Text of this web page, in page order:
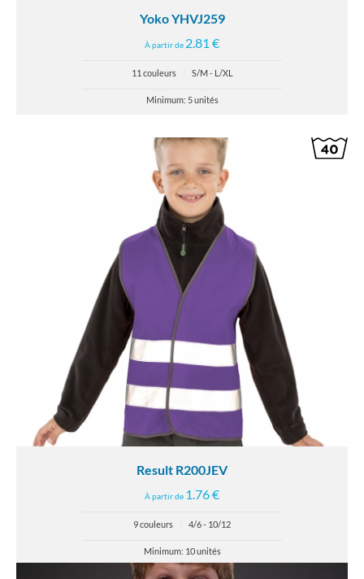
Yoko YHVJ259
À partir de 2.81 €
11 couleurs S/M - L/XL
Minimum: 5 unités
Result R200JEV
À partir de 1.76 €
9 couleurs 4/6 - 10/12
Minimum: 10 unités